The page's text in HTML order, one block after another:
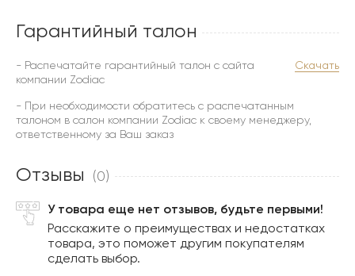
Гарантийный талон
- Распечатайте гарантийный талон с сайта
компании Zodiac
Скачать
- При необходимости обратитесь с распечатанным
талоном в салон компании Zodiac к своему менеджеру,
ответственному за Ваш заказ
Отзывы (0)
У товара еще нет отзывов, будьте первыми!
Расскажите о преимуществах и недостатках
товара, это поможет другим покупателям
сделать выбор.